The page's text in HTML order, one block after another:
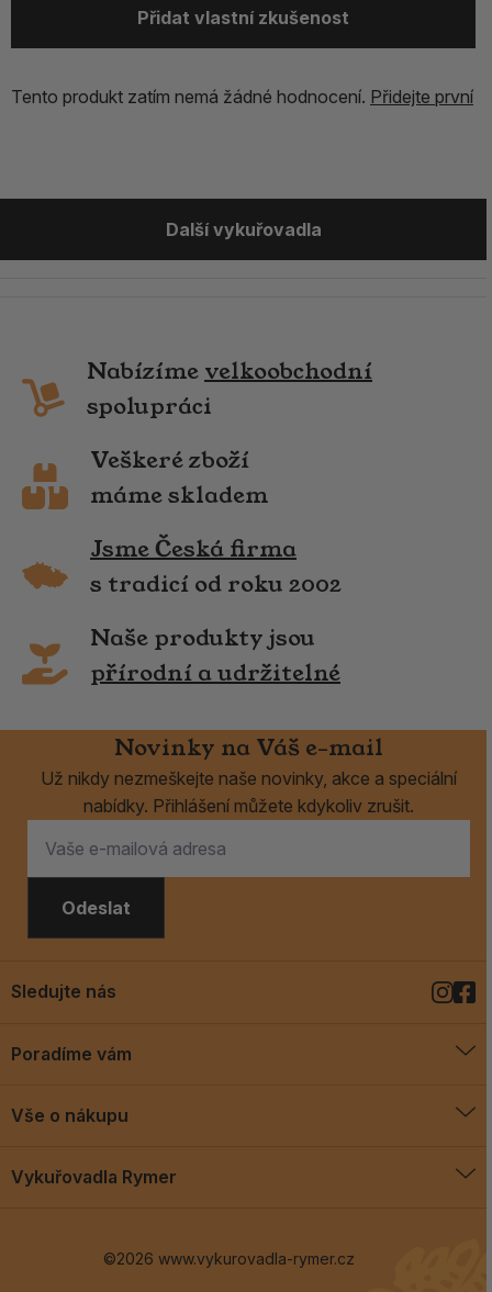
Přidat vlastní zkušenost
Tento produkt zatím nemá žádné hodnocení. Přidejte první
Další vykuřovadla
Nabízíme velkoobchodní
spolupráci
Veškeré zboží
máme skladem
Jsme Česká firma
s tradicí od roku 2002
Naše produkty jsou
přírodní a udržitelné
Novinky na Váš e-mail
Už nikdy nezmeškejte naše novinky, akce a speciální
nabídky. Přihlášení můžete kdykoliv zrušit.
Odeslat
Poradíme vám
Blog
Vše o nákupu
Vykuřovadla Rymer
Sledujte nás
©2026 www.vykurovadla-rymer.cz